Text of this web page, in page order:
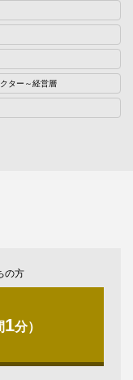
ター～経営層
の方
1分）